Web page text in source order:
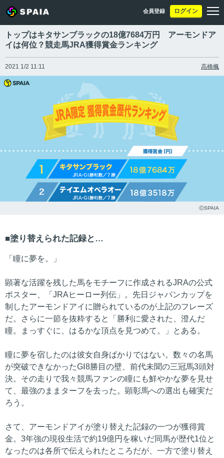
会員登録 ログイン
トップはキタサンブラックの18億7684万円 アーモンドア
イは何位？競走馬JRA獲得賞金ランキング
2021 1/2 11:11 高橋楓
ⒸSPAIA
塗り替えられた記録と…
「瞳に夢を。」
顕著な活躍を残した馬をモチーフに作成されるJRAの公式
ポスター、「JRAヒーロー列伝」。先日ジャパンカップを
制したアーモンドアイに贈られているのが上記のフレーズ
だ。さらに一節を抜粋すると「勝利に愛された、澄んだ
瞳。まっすぐに、はるかな頂点を見つめて。」とある。
瞳に夢を宿したのは彼女自身ばかりではない。数々の名馬
が突破できなかったGⅠ8勝目の壁、前代未聞の三冠馬3頭対
決。その走りで我々競馬ファンの瞳にも鮮やかな夢を見せ
て、最強のままターフを去った。顕彰馬への選出も確実だ
ろう。
さて、アーモンドアイが塗り替えた記録の一つが獲得賞
金。3年強の現役生活で約19億円を稼いだ同馬が歴代1位と
なったのは各所で伝えられたところだが、一方で塗り替え